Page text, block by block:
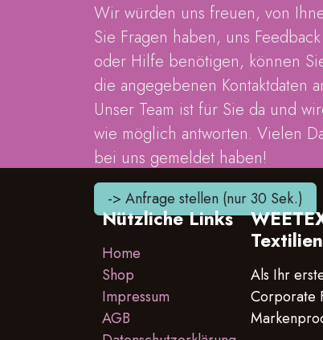
Wir würden uns freuen, von
Sie Fragen haben, uns
oder Hilfe benötigen, können
die angegebenen Kontaktdaten
Unser Team ist für Sie da und
wie möglich antworten. Vielen
bei uns gemeldet haben!
-> Anfrage stellen (nur 30 Sek.)
Nützliche Links
Home
Shop
Impressum
AGB
Textilien
Als Ihr
Corporate